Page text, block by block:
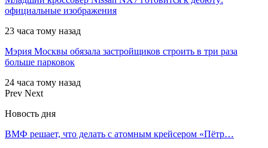
официальные изображения
23 часа тому назад
Мэрия Москвы обязала застройщиков строить в три раза
больше парковок
24 часа тому назад
Prev Next
Новость дня
ВМФ решает, что делать с атомным крейсером «Пётр…